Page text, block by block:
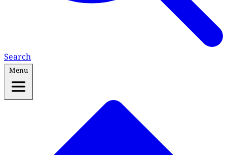
Search
Menu